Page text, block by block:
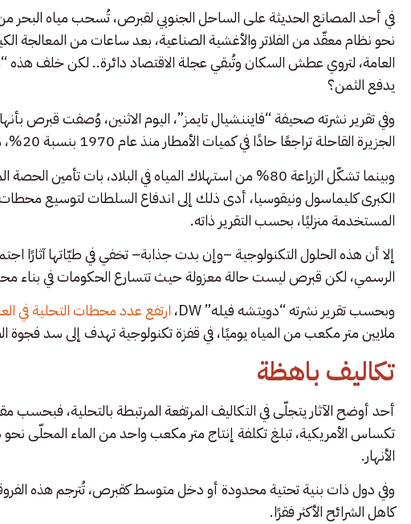
في أحد المصانع الحديثة على الساحل الجنوبي لقبرص، تُسحب مياه
نحو نظام معقّد من الفلاتر والأغشية الصناعية، بعد ساعات من المعالجة
العامة، لتروي عطش السكان وتُبقي عجلة الاقتصاد دائرة.. لكن خلف هذه
يدفع الثمن؟
وفي تقرير نشرته صحيفة “فايننشيال تايمز”، اليوم الاثنين، وُصفت قبرص
الجزيرة القاحلة تراجعًا حادًا في كميات الأمطار منذ عام 1970 بنسبة 20%، مع توقعات بانخفاض أكبر في السنوات المقبلة.
وبينما تشكّل الزراعة 80% من استهلاك المياه في البلاد، بات
المستخدمة منزليًا، بحسب التقرير ذاته.
إلا أن هذه الحلول التكنولوجية –وإن بدت جذابة– تخفي في طيّاتها آثارًا
الرسمي، لكن قبرص ليست حالة معزولة حيث تتسارع الحكومات في بناء
وبحسب تقرير نشرته “دويتشه فيله” DW،
ارتفع عدد محطات التحلية في
ملايين متر مكعب من المياه يوميًا، في قفزة تكنولوجية تهدف إلى سد فجوة
تكاليف باهظة
أحد أوضح الآثار يتجلّى في التكاليف المرتفعة المرتبطة بالتحلية، فبحسب
الأنهار.
وفي دول ذات بنية تحتية محدودة أو دخل متوسط كقبرص، تُترجم هذه الفروقات
كاهل الشرائح الأكثر فقرًا.